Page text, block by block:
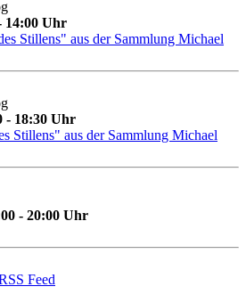
14:00 Uhr
Stillens" aus der Sammlung Michael
- 18:30 Uhr
Stillens" aus der Sammlung Michael
- 20:00 Uhr
Feed